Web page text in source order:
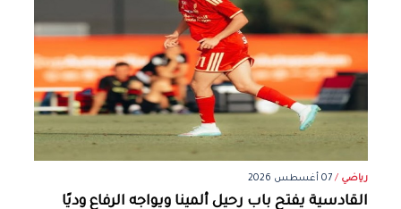
رياضي /07 أغسطس 2026
القادسية يفتح باب رحيل ألمينا ويواجه الرفاع وديًا